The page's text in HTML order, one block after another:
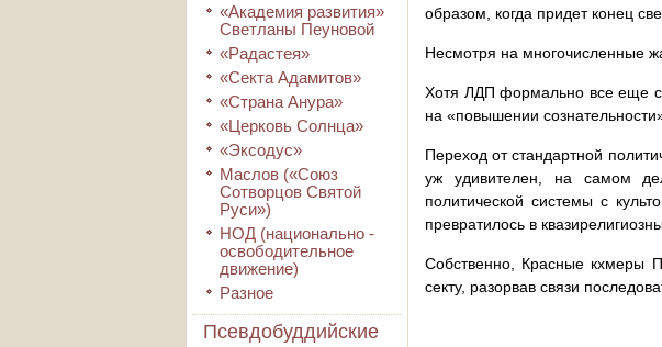
«Академия развития»
Светланы Пеуновой
«Радастея»
«Секта Адамитов»
«Страна Анура»
«Церковь Солнца»
«Эксодус»
Маслов («Союз
Сотворцов Святой
Руси»)
НОД (национально -
освободительное
движение)
Разное
Псевдобуддийские
образом, когда придет конец
Несмотря на многочисленные
Хотя ЛДП формально все еще
на «повышении
Переход от стандартной
уж удивителен, на самом
политической системы с
превратилось в
Собственно, Красные кхмеры
секту, разорвав связи